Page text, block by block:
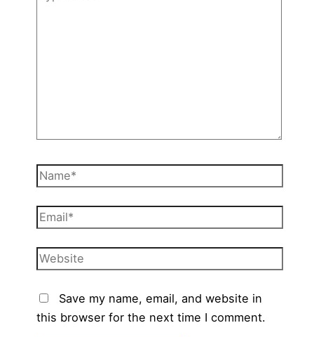
Name*
Email*
Website
Save my name, email, and website in
this browser for the next time I comment.